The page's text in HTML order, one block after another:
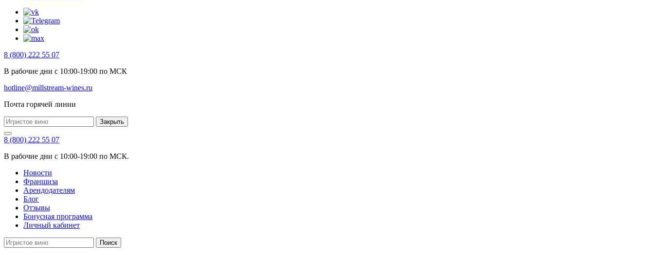
8 (800) 222 55 07
В рабочие дни с 10:00-19:00 по МСК
hotline@millstream-wines.ru
Почта горячей линии
Закрыть
8 (800) 222 55 07
В рабочие дни с 10:00-19:00 по МСК.
Новости
Франшиза
Арендодателям
Блог
Отзывы
Бонусная программа
Личный кабинет
Поиск